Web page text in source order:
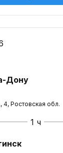
Дону
4, Ростовская обл.
1 ч